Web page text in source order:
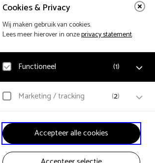
Cookies & Privacy
Wij maken gebruik van cookies.
Lees meer hierover in onzeprivacy statement.
Functioneel (1)
Noodzakelijk
onthouden van voorkeuren worden functionele cookies
geplaatst. Hierbij worden geen persoonsgegevens
verzameld.
Marketing / tracking (2)
YouTube
Klikgedrag, bekeken video’s en aangepaste voorkeuren
worden verzameld. Bezoekersinformatie en
gebruikersgedrag wordt gebruikt voor advertenties.
Accepteer alle cookies
Terug naar